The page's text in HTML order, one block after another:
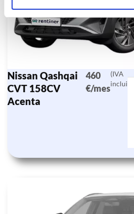
Nissan Qashqai
CVT 158CV
Acenta
460
€/mes
(IVA
incluido)